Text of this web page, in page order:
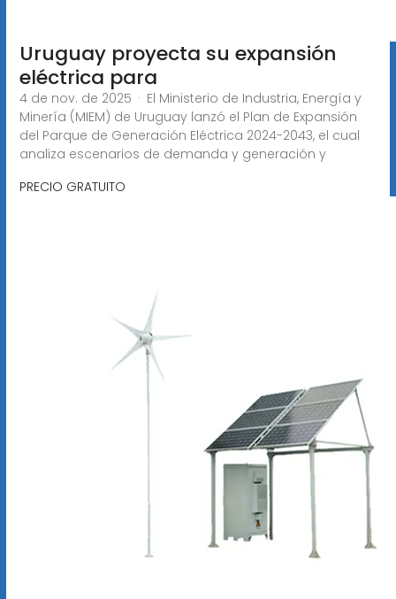
Uruguay proyecta su expansión
eléctrica para
4 de nov. de 2025 · El Ministerio de Industria, Energía y
Minería (MIEM) de Uruguay lanzó el Plan de Expansión
del Parque de Generación Eléctrica 2024-2043, el cual
analiza escenarios de demanda y generación y
PRECIO GRATUITO